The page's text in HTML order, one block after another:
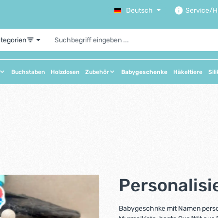
Deutsch Service/
Buchstaben Holzdosen Zubehör Babygeschenke Häkeltiere
Babygeschnke mit Namen